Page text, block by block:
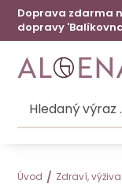
Doprava zdarma
dopravy
Úvod Zdraví, výživa